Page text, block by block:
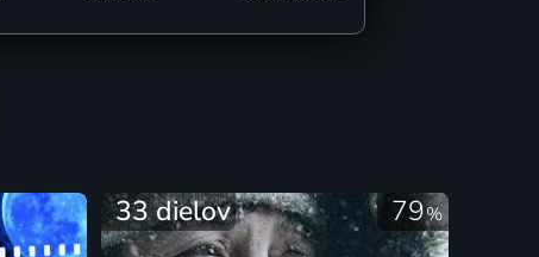
79%
33 dielov